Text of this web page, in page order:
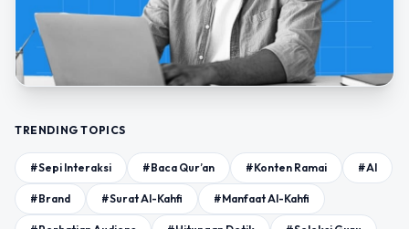
TRENDING TOPICS
#Sepi Interaksi #Baca Qur’an #Konten Ramai #AI
#Brand #Surat Al-Kahfi #Manfaat Al-Kahfi